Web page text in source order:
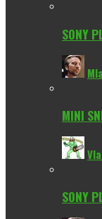
SONY
MINI
SONY